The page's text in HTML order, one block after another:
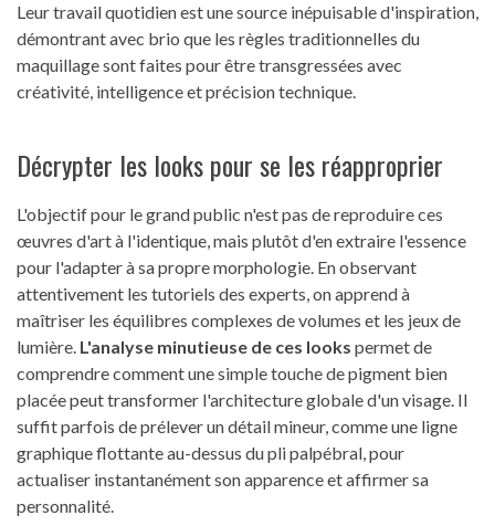
Leur travail quotidien est une source inépuisable d'inspiration,
démontrant avec brio que les règles traditionnelles du
maquillage sont faites pour être transgressées avec
créativité, intelligence et précision technique.
Décrypter les looks pour se les réapproprier
L'objectif pour le grand public n'est pas de reproduire ces
œuvres d'art à l'identique, mais plutôt d'en extraire l'essence
pour l'adapter à sa propre morphologie. En observant
attentivement les tutoriels des experts, on apprend à
maîtriser les équilibres complexes de volumes et les jeux de
lumière. L'analyse minutieuse de ces looks permet de
comprendre comment une simple touche de pigment bien
placée peut transformer l'architecture globale d'un visage. Il
suffit parfois de prélever un détail mineur, comme une ligne
graphique flottante au-dessus du pli palpébral, pour
actualiser instantanément son apparence et affirmer sa
personnalité.